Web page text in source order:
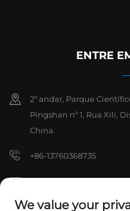
ENTRE
2º andar, Parque
Pingshan nº 1, Rua Xili,
China.
+86-13760368735
[email protected]
We value your